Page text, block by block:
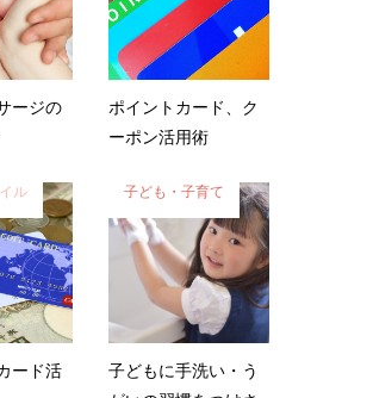
ージの
ポイントカード、ク
ーポン活用術
ル
ード活
子ども・子育て
子どもに手洗い・う